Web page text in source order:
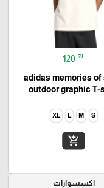
120 ₪
adidas memories of
outdoor graphic T-
S
M
L
XL
add_shopping_cart
اكسسوارات